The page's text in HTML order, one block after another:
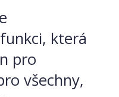
která
pro
všechny,